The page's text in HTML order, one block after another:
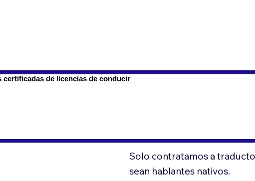
certificadas de licencias de conducir
Solo contratamos a
sean hablantes nativos.